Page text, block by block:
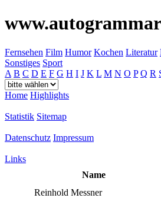
Fernsehen Film Humor Kochen Literatur
Sonstiges Sport
A B C D E F G H I J K L M N O P Q R
Home Highlights
Statistik Sitemap
Datenschutz Impressum
Links
Name
Reinhold Messner